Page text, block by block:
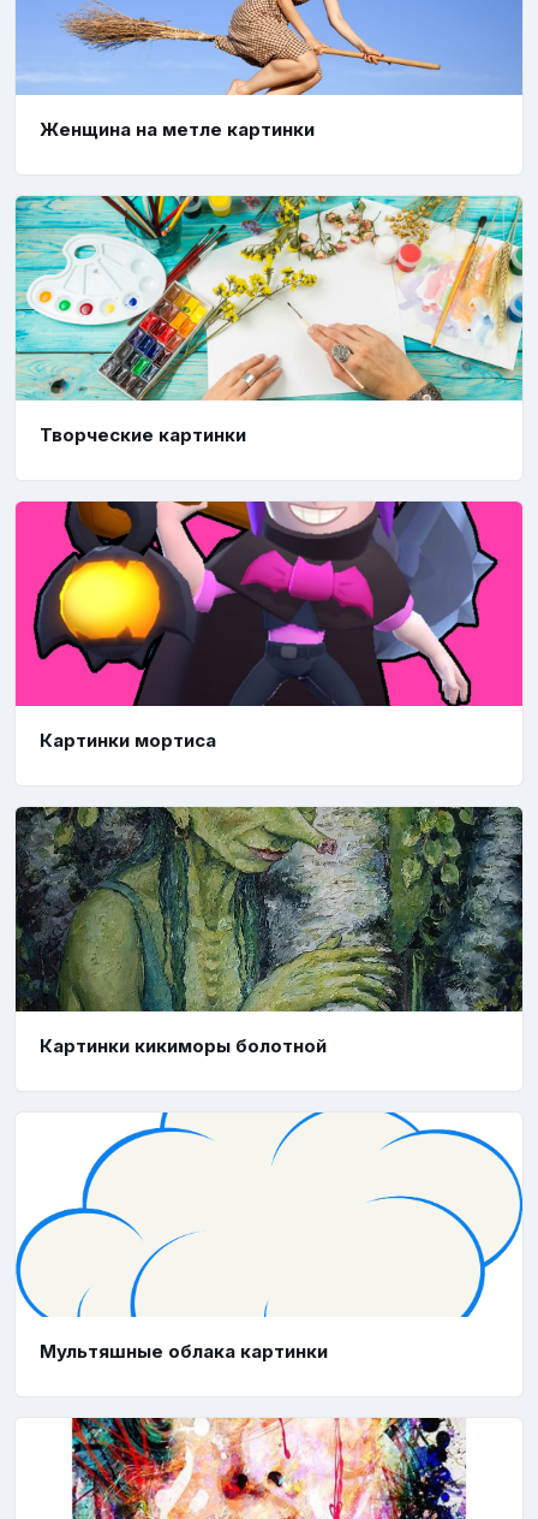
Женщина на метле картинки
Творческие картинки
Картинки мортиса
Картинки кикиморы болотной
Мультяшные облака картинки